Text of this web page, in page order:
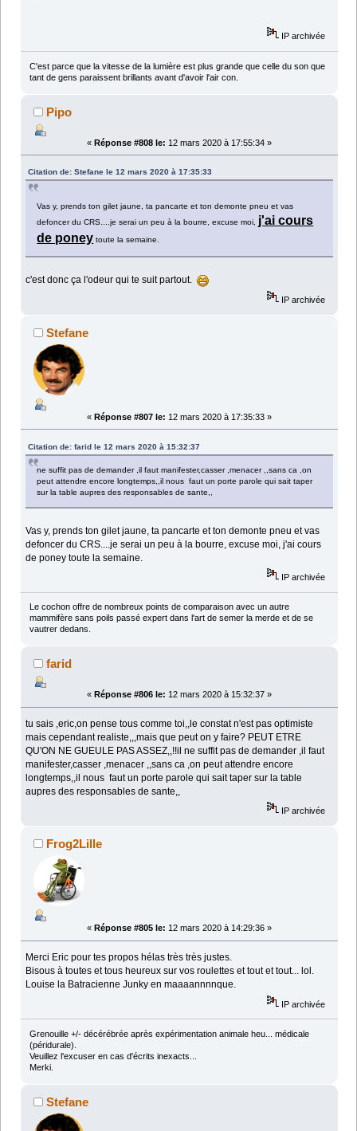
IP archivée
C'est parce que la vitesse de la lumière est plus grande que celle du son que
tant de gens paraissent brillants avant d'avoir l'air con.
Pipo
« Réponse #808 le: 12 mars 2020 à 17:55:34 »
Citation de: Stefane le 12 mars 2020 à 17:35:33
Vas y, prends ton gilet jaune, ta pancarte et ton demonte pneu et vas
defoncer du CRS....je serai un peu à la bourre, excuse moi, j'ai cours
de poney toute la semaine.
c'est donc ça l'odeur qui te suit partout.
IP archivée
Stefane
« Réponse #807 le: 12 mars 2020 à 17:35:33 »
Citation de: farid le 12 mars 2020 à 15:32:37
ne suffit pas de demander ,il faut manifester,casser ,menacer ,,sans ca ,on
peut attendre encore longtemps,,il nous faut un porte parole qui sait taper
sur la table aupres des responsables de sante,,
Vas y, prends ton gilet jaune, ta pancarte et ton demonte pneu et vas
defoncer du CRS....je serai un peu à la bourre, excuse moi, j'ai cours
de poney toute la semaine.
IP archivée
Le cochon offre de nombreux points de comparaison avec un autre
mammifère sans poils passé expert dans l'art de semer la merde et de se
vautrer dedans.
farid
« Réponse #806 le: 12 mars 2020 à 15:32:37 »
tu sais ,eric,on pense tous comme toi,,le constat n'est pas optimiste
mais cependant realiste,,,mais que peut on y faire? PEUT ETRE
QU'ON NE GUEULE PAS ASSEZ,,!!il ne suffit pas de demander ,il faut
manifester,casser ,menacer ,,sans ca ,on peut attendre encore
longtemps,,il nous faut un porte parole qui sait taper sur la table
aupres des responsables de sante,,
IP archivée
Frog2Lille
« Réponse #805 le: 12 mars 2020 à 14:29:36 »
Merci Eric pour tes propos hélas très très justes.
Bisous à toutes et tous heureux sur vos roulettes et tout et tout... lol.
Louise la Batracienne Junky en maaaannnnque.
IP archivée
Grenouille +/- décérébrée après expérimentation animale heu... médicale
(péridurale).
Veuillez l'excuser en cas d'écrits inexacts...
Merki.
Stefane